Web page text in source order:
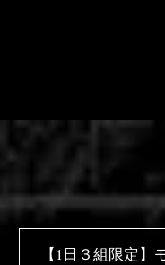
【1日３組限定】